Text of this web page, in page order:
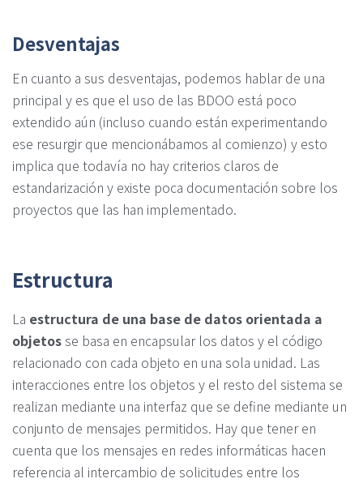
Desventajas
En cuanto a sus desventajas, podemos hablar de una
principal y es que el uso de las BDOO está poco
extendido aún (incluso cuando están experimentando
ese resurgir que mencionábamos al comienzo) y esto
implica que todavía no hay criterios claros de
estandarización y existe poca documentación sobre los
proyectos que las han implementado.
Estructura
La estructura de una base de datos orientada a
objetosse basa en encapsular los datos y el código
relacionado con cada objeto en una sola unidad. Las
interacciones entre los objetos y el resto del sistema se
realizan mediante una interfaz que se define mediante un
conjunto de mensajes permitidos. Hay que tener en
cuenta que los mensajes en redes informáticas hacen
referencia al intercambio de solicitudes entre los